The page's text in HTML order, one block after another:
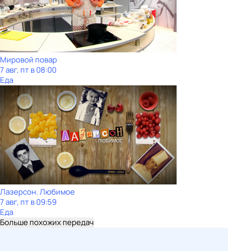
Мировой повар
7 авг, пт в 08:00
Еда
Лазерсон. Любимое
7 авг, пт в 09:59
Еда
Больше похожих передач